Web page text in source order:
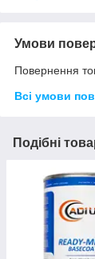
Умови
Повернення
Всі умови
Подібні